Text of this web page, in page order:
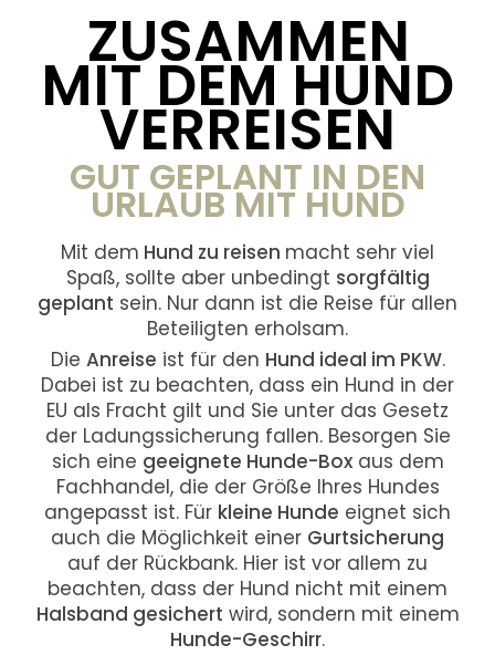
ZUSAMMEN
MIT DEM HUND
VERREISEN
GUT GEPLANT IN DEN
URLAUB MIT HUND
Mit dem Hund zu reisen macht sehr viel
Spaß, sollte aber unbedingt sorgfältig
geplant sein. Nur dann ist die Reise für allen
Beteiligten erholsam.
Die Anreise ist für den Hund ideal im PKW.
Dabei ist zu beachten, dass ein Hund in der
EU als Fracht gilt und Sie unter das Gesetz
der Ladungssicherung fallen. Besorgen Sie
sich eine geeignete Hunde-Boxaus dem
Fachhandel, die der Größe Ihres Hundes
angepasst ist. Für kleine Hunde eignet sich
auch die Möglichkeit einer Gurtsicherung
auf der Rückbank. Hier ist vor allem zu
beachten, dass der Hund nicht mit einem
Halsband gesichert wird, sondern mit einem
Hunde-Geschirr.